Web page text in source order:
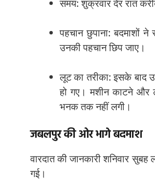
समय: शुक्रवार देर रात
पहचान छुपाना: बदमाशों
उनकी पहचान छिप जाए।
लूट का तरीका: इसके बाद
हो गए। मशीन काटने और
भनक तक नहीं लगी।
जबलपुर की ओर भागे बदमाश
वारदात की जानकारी शनिवार
गई।